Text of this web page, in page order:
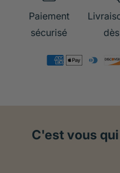
Paiement
sécurisé
C'est vous